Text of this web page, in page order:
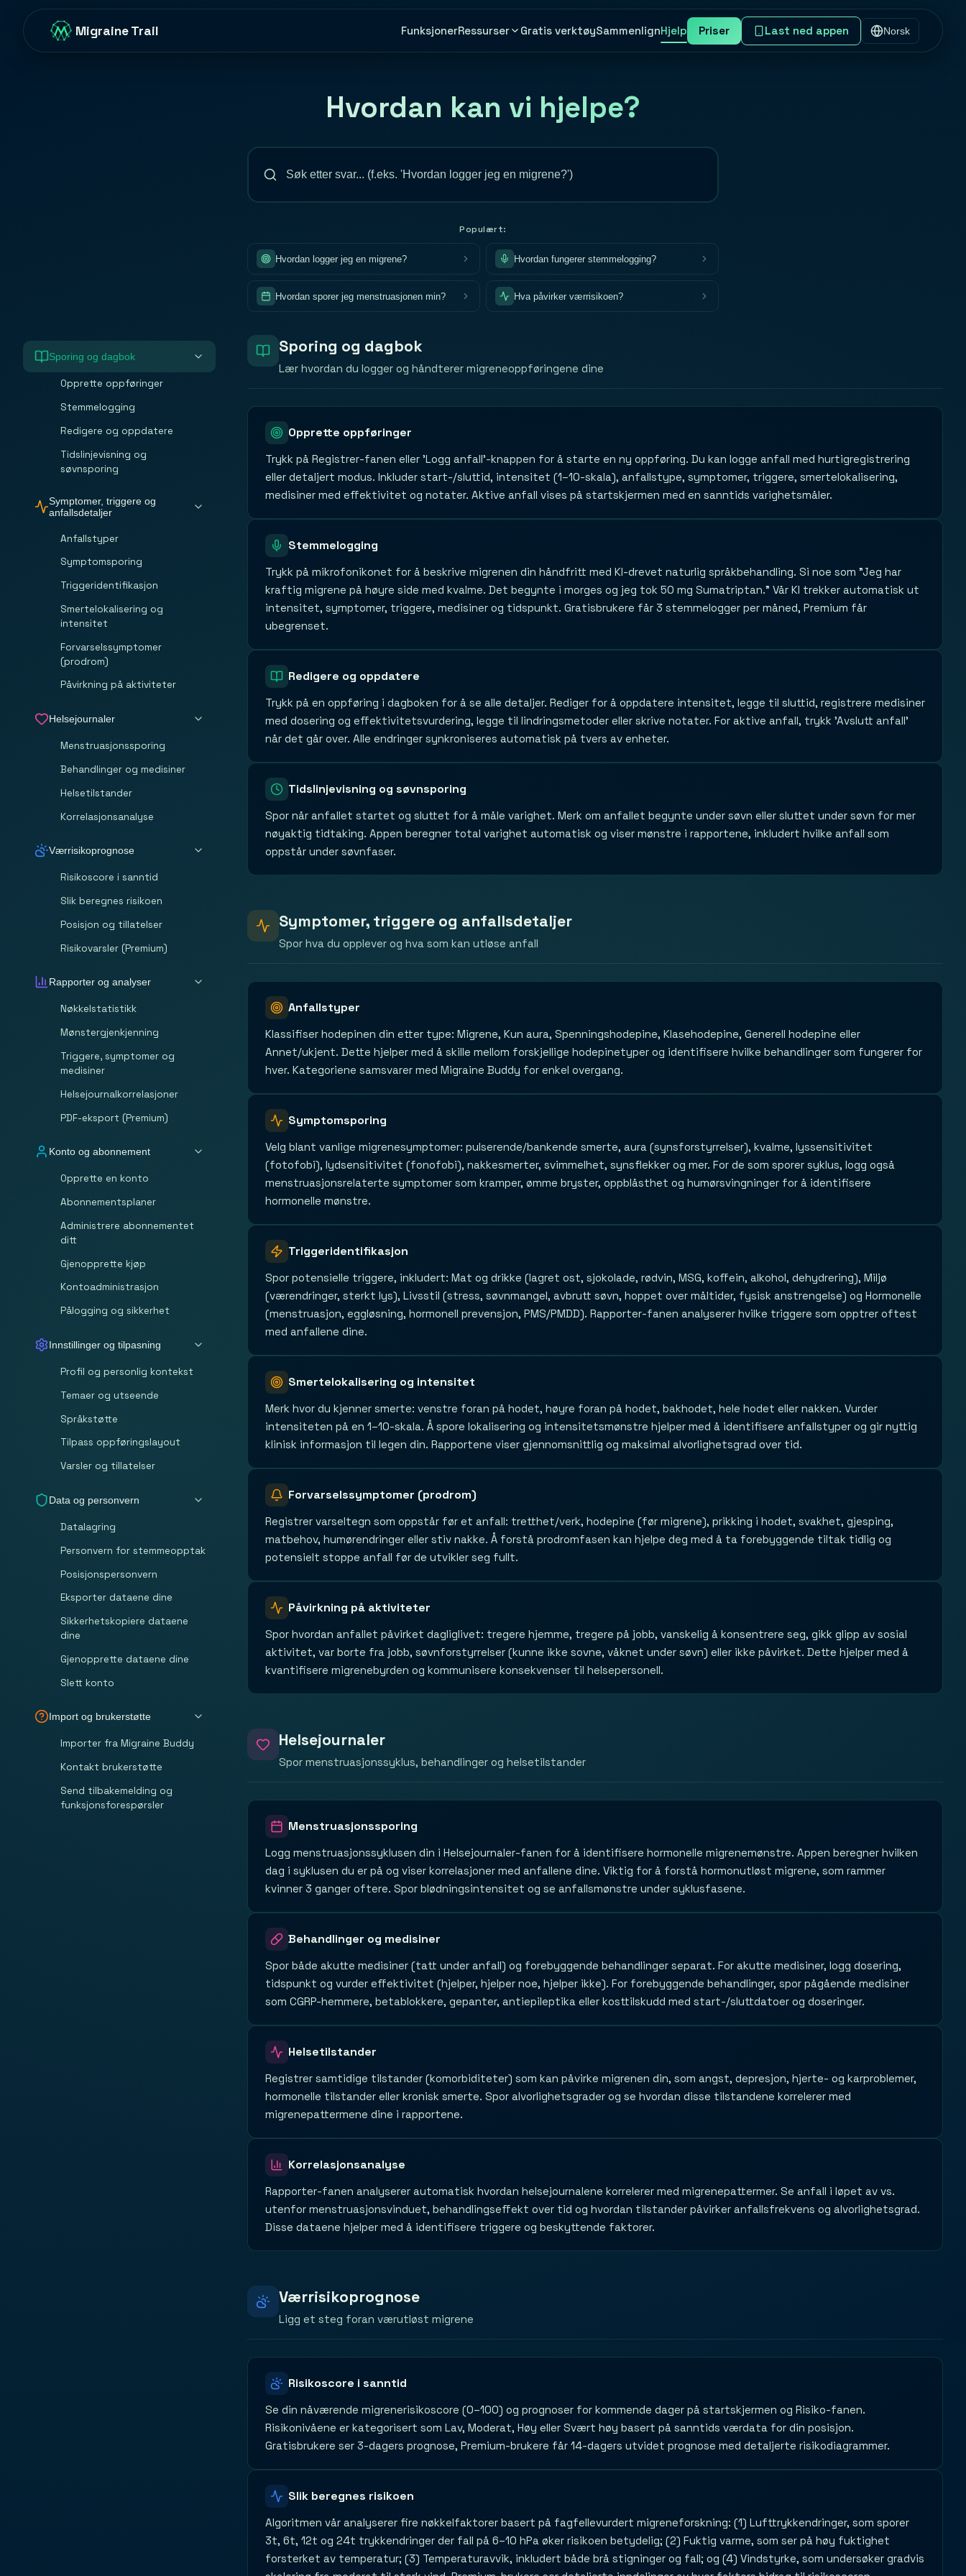
Migraine Trail FunksjonerRessurser Gratis verktøySammenlignHjelp Priser Last ned appen Norsk
Hvordan kan vi hjelpe?
Populært:
Hvordan logger jeg en migrene? Hvordan fungerer stemmelogging?
Hvordan sporer jeg menstruasjonen min? Hva påvirker værrisikoen?
Sporing og dagbok
Opprette oppføringer
Stemmelogging
Redigere og oppdatere
Tidslinjevisning og
søvnsporing
Symptomer, triggere og
anfallsdetaljer
Anfallstyper
Symptomsporing
Triggeridentifikasjon
Smertelokalisering og
intensitet
Forvarselssymptomer
(prodrom)
Påvirkning på aktiviteter
Helsejournaler
Menstruasjonssporing
Behandlinger og medisiner
Helsetilstander
Korrelasjonsanalyse
Værrisikoprognose
Risikoscore i sanntid
Slik beregnes risikoen
Posisjon og tillatelser
Risikovarsler (Premium)
Rapporter og analyser
Nøkkelstatistikk
Mønstergjenkjenning
Triggere, symptomer og
medisiner
Helsejournalkorrelasjoner
PDF-eksport (Premium)
Konto og abonnement
Opprette en konto
Abonnementsplaner
Administrere abonnementet
ditt
Gjenopprette kjøp
Kontoadministrasjon
Pålogging og sikkerhet
Innstillinger og tilpasning
Profil og personlig kontekst
Temaer og utseende
Språkstøtte
Tilpass oppføringslayout
Varsler og tillatelser
Data og personvern
Datalagring
Personvern for stemmeopptak
Posisjonspersonvern
Eksporter dataene dine
Sikkerhetskopiere dataene
dine
Gjenopprette dataene dine
Slett konto
Import og brukerstøtte
Importer fra Migraine Buddy
Kontakt brukerstøtte
Send tilbakemelding og
funksjonsforespørsler
Sporing og dagbok
Lær hvordan du logger og håndterer migreneoppføringene dine
Opprette oppføringer
Trykk på Registrer-fanen eller 'Logg anfall'-knappen for å starte en ny oppføring. Du kan logge anfall med hurtigregistrering
eller detaljert modus. Inkluder start-/sluttid, intensitet (1–10-skala), anfallstype, symptomer, triggere, smertelokalisering,
medisiner med effektivitet og notater. Aktive anfall vises på startskjermen med en sanntids varighetsmåler.
Stemmelogging
Trykk på mikrofonikonet for å beskrive migrenen din håndfritt med KI-drevet naturlig språkbehandling. Si noe som "Jeg har
kraftig migrene på høyre side med kvalme. Det begynte i morges og jeg tok 50 mg Sumatriptan." Vår KI trekker automatisk ut
intensitet, symptomer, triggere, medisiner og tidspunkt. Gratisbrukere får 3 stemmelogger per måned, Premium får
ubegrenset.
Redigere og oppdatere
Trykk på en oppføring i dagboken for å se alle detaljer. Rediger for å oppdatere intensitet, legge til sluttid, registrere medisiner
med dosering og effektivitetsvurdering, legge til lindringsmetoder eller skrive notater. For aktive anfall, trykk 'Avslutt anfall'
når det går over. Alle endringer synkroniseres automatisk på tvers av enheter.
Tidslinjevisning og søvnsporing
Spor når anfallet startet og sluttet for å måle varighet. Merk om anfallet begynte under søvn eller sluttet under søvn for mer
nøyaktig tidtaking. Appen beregner total varighet automatisk og viser mønstre i rapportene, inkludert hvilke anfall som
oppstår under søvnfaser.
Symptomer, triggere og anfallsdetaljer
Spor hva du opplever og hva som kan utløse anfall
Anfallstyper
Klassifiser hodepinen din etter type: Migrene, Kun aura, Spenningshodepine, Klasehodepine, Generell hodepine eller
Annet/ukjent. Dette hjelper med å skille mellom forskjellige hodepinetyper og identifisere hvilke behandlinger som fungerer for
hver. Kategoriene samsvarer med Migraine Buddy for enkel overgang.
Symptomsporing
Velg blant vanlige migrenesymptomer: pulserende/bankende smerte, aura (synsforstyrrelser), kvalme, lyssensitivitet
(fotofobi), lydsensitivitet (fonofobi), nakkesmerter, svimmelhet, synsflekker og mer. For de som sporer syklus, logg også
menstruasjonsrelaterte symptomer som kramper, ømme bryster, oppblåsthet og humørsvingninger for å identifisere
hormonelle mønstre.
Triggeridentifikasjon
Spor potensielle triggere, inkludert: Mat og drikke (lagret ost, sjokolade, rødvin, MSG, koffein, alkohol, dehydrering), Miljø
(værendringer, sterkt lys), Livsstil (stress, søvnmangel, avbrutt søvn, hoppet over måltider, fysisk anstrengelse) og Hormonelle
(menstruasjon, eggløsning, hormonell prevensjon, PMS/PMDD). Rapporter-fanen analyserer hvilke triggere som opptrer oftest
med anfallene dine.
Smertelokalisering og intensitet
Merk hvor du kjenner smerte: venstre foran på hodet, høyre foran på hodet, bakhodet, hele hodet eller nakken. Vurder
intensiteten på en 1–10-skala. Å spore lokalisering og intensitetsmønstre hjelper med å identifisere anfallstyper og gir nyttig
klinisk informasjon til legen din. Rapportene viser gjennomsnittlig og maksimal alvorlighetsgrad over tid.
Forvarselssymptomer (prodrom)
Registrer varseltegn som oppstår før et anfall: tretthet/verk, hodepine (før migrene), prikking i hodet, svakhet, gjesping,
matbehov, humørendringer eller stiv nakke. Å forstå prodromfasen kan hjelpe deg med å ta forebyggende tiltak tidlig og
potensielt stoppe anfall før de utvikler seg fullt.
Påvirkning på aktiviteter
Spor hvordan anfallet påvirket dagliglivet: tregere hjemme, tregere på jobb, vanskelig å konsentrere seg, gikk glipp av sosial
aktivitet, var borte fra jobb, søvnforstyrrelser (kunne ikke sovne, våknet under søvn) eller ikke påvirket. Dette hjelper med å
kvantifisere migrenebyrden og kommunisere konsekvenser til helsepersonell.
Helsejournaler
Spor menstruasjonssyklus, behandlinger og helsetilstander
Menstruasjonssporing
Logg menstruasjonssyklusen din i Helsejournaler-fanen for å identifisere hormonelle migrenemønstre. Appen beregner hvilken
dag i syklusen du er på og viser korrelasjoner med anfallene dine. Viktig for å forstå hormonutløst migrene, som rammer
kvinner 3 ganger oftere. Spor blødningsintensitet og se anfallsmønstre under syklusfasene.
Behandlinger og medisiner
Spor både akutte medisiner (tatt under anfall) og forebyggende behandlinger separat. For akutte medisiner, logg dosering,
tidspunkt og vurder effektivitet (hjelper, hjelper noe, hjelper ikke). For forebyggende behandlinger, spor pågående medisiner
som CGRP-hemmere, betablokkere, gepanter, antiepileptika eller kosttilskudd med start-/sluttdatoer og doseringer.
Helsetilstander
Registrer samtidige tilstander (komorbiditeter) som kan påvirke migrenen din, som angst, depresjon, hjerte- og karproblemer,
hormonelle tilstander eller kronisk smerte. Spor alvorlighetsgrader og se hvordan disse tilstandene korrelerer med
migrenepattermene dine i rapportene.
Korrelasjonsanalyse
Rapporter-fanen analyserer automatisk hvordan helsejournalene korrelerer med migrenepattermer. Se anfall i løpet av vs.
utenfor menstruasjonsvinduet, behandlingseffekt over tid og hvordan tilstander påvirker anfallsfrekvens og alvorlighetsgrad.
Disse dataene hjelper med å identifisere triggere og beskyttende faktorer.
Værrisikoprognose
Ligg et steg foran værutløst migrene
Risikoscore i sanntid
Se din nåværende migrenerisikoscore (0–100) og prognoser for kommende dager på startskjermen og Risiko-fanen.
Risikonivåene er kategorisert som Lav, Moderat, Høy eller Svært høy basert på sanntids værdata for din posisjon.
Gratisbrukere ser 3-dagers prognose, Premium-brukere får 14-dagers utvidet prognose med detaljerte risikodiagrammer.
Slik beregnes risikoen
Algoritmen vår analyserer fire nøkkelfaktorer basert på fagfellevurdert migreneforskning: (1) Lufttrykkendringer, som sporer
3t, 6t, 12t og 24t trykkendringer der fall på 6–10 hPa øker risikoen betydelig; (2) Fuktig varme, som ser på høy fuktighet
forsterket av temperatur; (3) Temperaturavvik, inkludert både brå stigninger og fall; og (4) Vindstyrke, som undersøker gradvis